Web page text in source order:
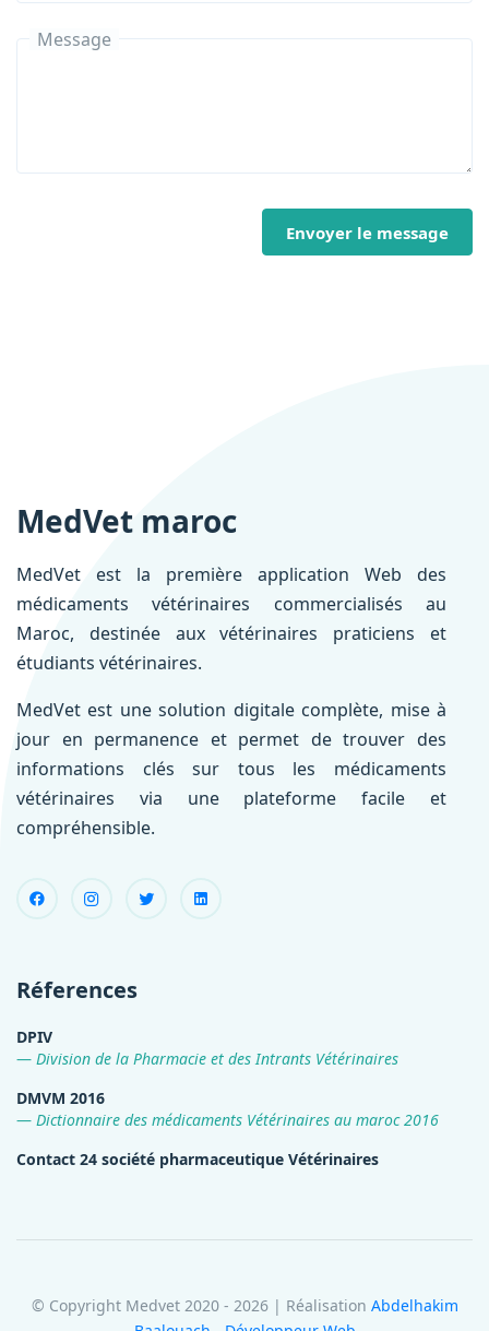
Message
Envoyer le message
MedVet maroc
MedVet est la première application Web des
médicaments vétérinaires commercialisés au
Maroc, destinée aux vétérinaires praticiens et
étudiants vétérinaires.
MedVet est une solution digitale complète, mise à
jour en permanence et permet de trouver des
informations clés sur tous les médicaments
vétérinaires via une plateforme facile et
compréhensible.
Réferences
DPIV
Division de la Pharmacie et des Intrants Vétérinaires
DMVM 2016
Dictionnaire des médicaments Vétérinaires au maroc 2016
Contact 24 société pharmaceutique Vétérinaires
© Copyright Medvet 2020 - 2026 | Réalisation Abdelhakim